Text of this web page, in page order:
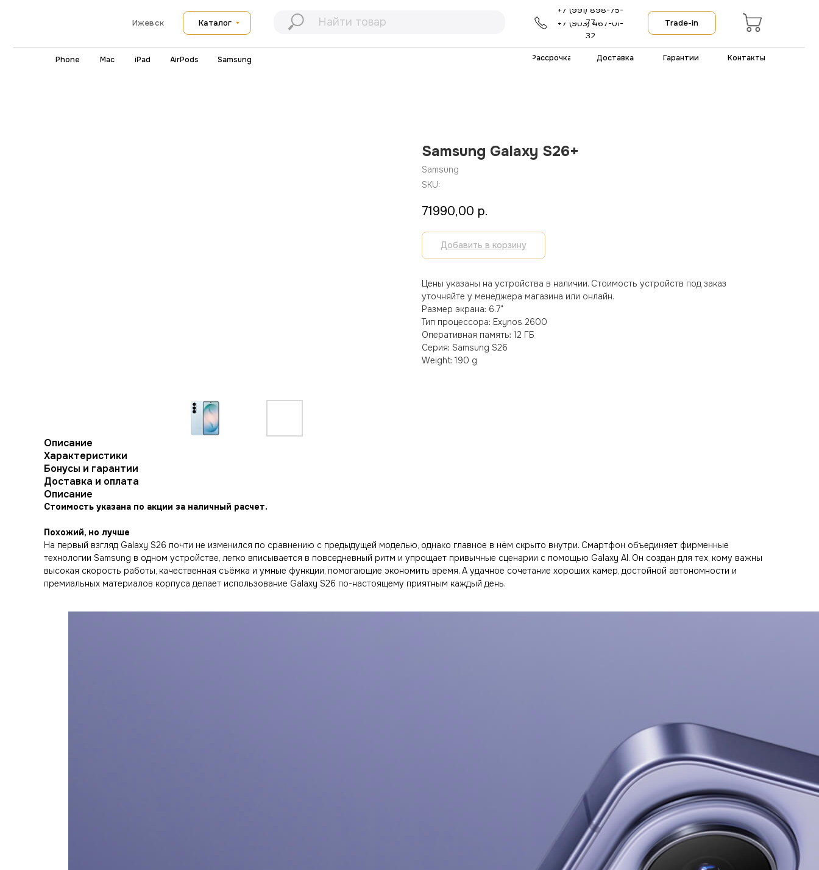
Trade-in
Каталог
Ижевск +7 (903) 467-01-
Samsung Galaxy S26+
Samsung
SKU:
71990,00 р.
Добавить в корзину
Цены указаны на устройства в наличии. Стоимость устройств под заказ
уточняйте у менеджера магазина или онлайн.
Размер экрана: 6.7"
Тип процессора: Exynos 2600
Оперативная память: 12 ГБ
Серия: Samsung S26
Weight: 190 g
Описание
Характеристики
Бонусы и гарантии
Доставка и оплата
Описание
Стоимость указана по акции за наличный расчет.
Похожий, но лучше
На первый взгляд Galaxy S26 почти не изменился по сравнению с предыдущей моделью, однако главное в нём скрыто внутри. Смартфон объединяет фирменные
технологии Samsung в одном устройстве, легко вписывается в повседневный ритм и упрощает привычные сценарии с помощью Galaxy AI. Он создан для тех, кому важны
высокая скорость работы, качественная съёмка и умные функции, помогающие экономить время. А удачное сочетание хороших камер, достойной автономности и
премиальных материалов корпуса делает использование Galaxy S26 по-настоящему приятным каждый день.